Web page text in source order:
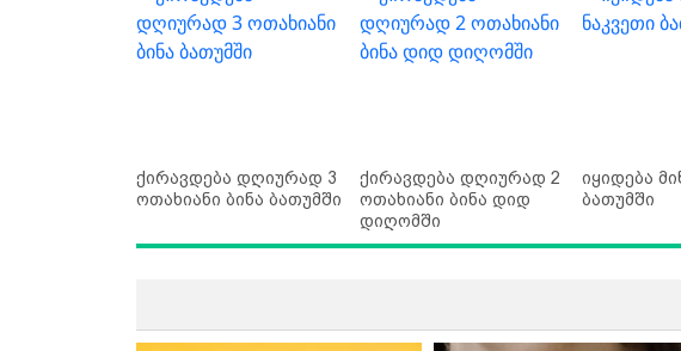
ქირავდება დღიურად 3
ოთახიანი ბინა ბათუმში
ქირავდება დღიურად 2
ოთახიანი ბინა დიდ
დიღომში
იყიდება
ბათუმში